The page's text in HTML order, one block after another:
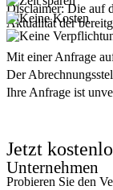
Disclaimer: Die auf
Aktualität der
Mit einer Anfrage
Der
Ihre Anfrage ist
Jetzt
Probieren Sie den
Unternehmen